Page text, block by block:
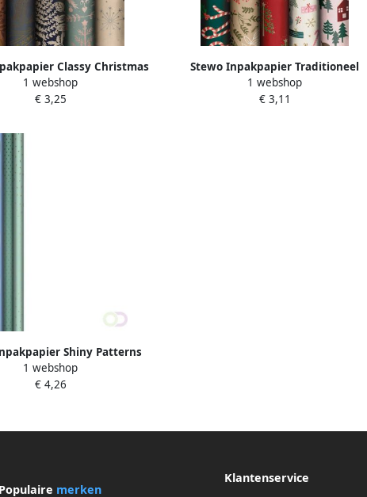
Classy Christmas
doos Ã 60 stuks assorti
1 webshop
€ 3,25
Stewo Inpakpapier Traditioneel
200x70cm doos Ã 60 stuks assorti
1 webshop
€ 3,11
Shiny Patterns
200x70cm assorti
1 webshop
€ 4,26
Populaire merken
Klantenservice